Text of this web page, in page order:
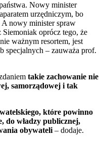
Nowy minister
urzędniczym, bo
nowy minister spraw
oprócz tego, że
ważnym resortem, jest
specjalnych – zauważa prof.
takie zachowanie nie
samorządowej i tak
które powinno
do władzy publicznej,
obywateli – dodaje.